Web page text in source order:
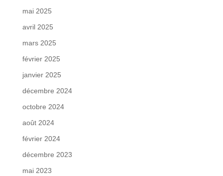
mai 2025
avril 2025
mars 2025
février 2025
janvier 2025
décembre 2024
octobre 2024
août 2024
février 2024
décembre 2023
mai 2023